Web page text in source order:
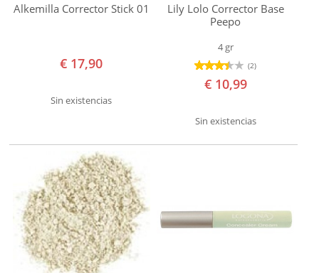
Alkemilla Corrector Stick 01
€ 17,90
Sin existencias
Lily Lolo Corrector Base
Peepo
4 gr
(2)
€ 10,99
Sin existencias
€ 19,99
€ 20,00
y
superior